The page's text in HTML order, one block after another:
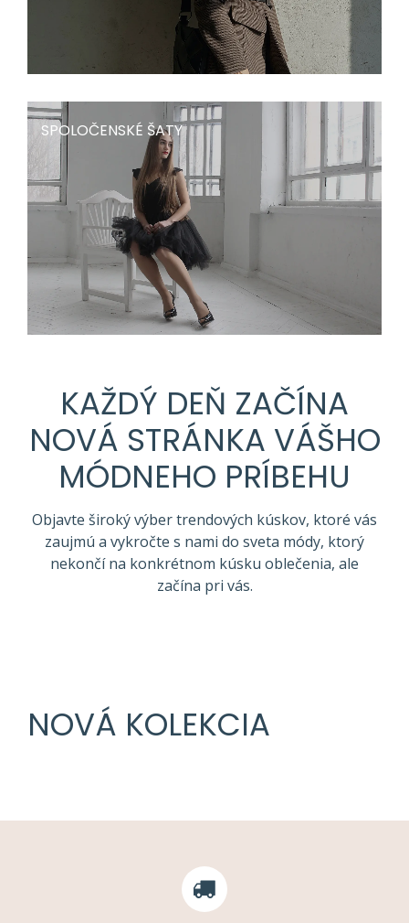
SPOLOČENSKÉ ŠATY
KAŽDÝ DEŇ ZAČÍNA
NOVÁ STRÁNKA VÁŠHO
MÓDNEHO PRÍBEHU
Objavte široký výber trendových kúskov, ktoré vás
zaujmú a vykročte s nami do sveta módy, ktorý
nekončí na konkrétnom kúsku oblečenia, ale
začína pri vás.
NOVÁ KOLEKCIA